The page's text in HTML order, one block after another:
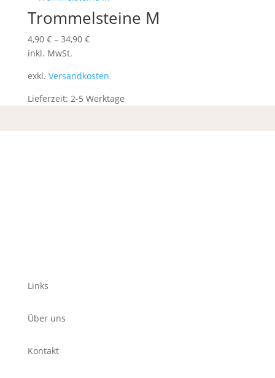
Trommelsteine M
4,90 €– 34,90 €
inkl. MwSt.
exkl. Versandkosten
Lieferzeit: 2-5 Werktage
Links
Über uns
Kontakt